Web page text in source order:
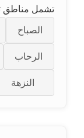
تشمل مناطق
الصباح
الرحاب
النزهة